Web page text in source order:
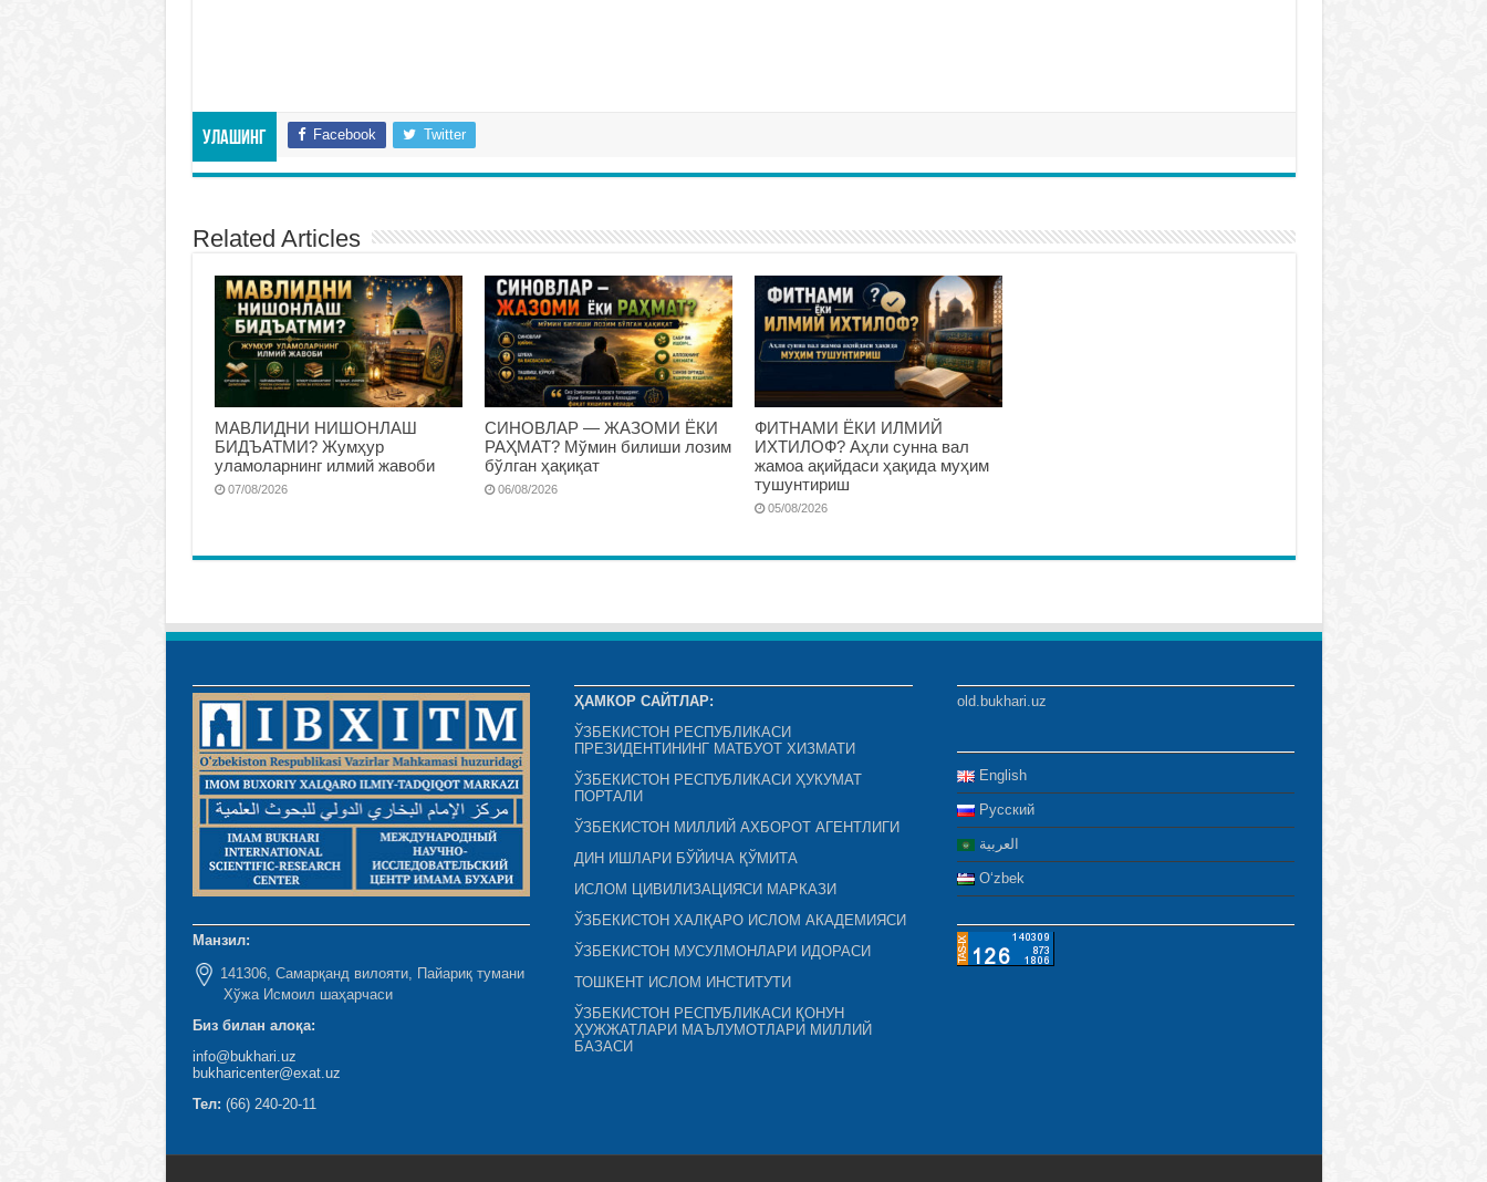
Улашинг Facebook Twitter
Related Articles
МАВЛИДНИ НИШОНЛАШ
БИДЪАТМИ? Жумҳур
уламоларнинг илмий жавоби
07/08/2026
СИНОВЛАР — ЖАЗОМИ ЁКИ
РАҲМАТ? Мўмин билиши лозим
бўлган ҳақиқат
06/08/2026
ФИТНАМИ ЁКИ ИЛМИЙ
ИХТИЛОФ? Аҳли сунна вал
жамоа ақийдаси ҳақида муҳим
тушунтириш
05/08/2026
Манзил:
141306, Самарқанд вилояти, Пайариқ тумани
Хўжа Исмоил шаҳарчаси
Биз билан алоқа:
info@bukhari.uz
bukharicenter@exat.uz
Тел: (66) 240-20-11
ҲАМКОР САЙТЛАР:
ЎЗБЕКИСТОН РЕСПУБЛИКАСИ
ПРЕЗИДЕНТИНИНГ МАТБУОТ ХИЗМАТИ
ЎЗБЕКИСТОН РЕСПУБЛИКАСИ ҲУКУМАТ
ПОРТАЛИ
ЎЗБЕКИСТОН МИЛЛИЙ АХБОРОТ АГЕНТЛИГИ
ДИН ИШЛАРИ БЎЙИЧА ҚЎМИТА
ИСЛОМ ЦИВИЛИЗАЦИЯСИ МАРКАЗИ
ЎЗБЕКИСТОН ХАЛҚАРО ИСЛОМ АКАДЕМИЯСИ
ЎЗБЕКИСТОН МУСУЛМОНЛАРИ ИДОРАСИ
ТОШКЕНТ ИСЛОМ ИНСТИТУТИ
ЎЗБЕКИСТОН РЕСПУБЛИКАСИ ҚОНУН
ҲУЖЖАТЛАРИ МАЪЛУМОТЛАРИ МИЛЛИЙ
БАЗАСИ
old.bukhari.uz
English
Русский
العربية
Oʻzbek